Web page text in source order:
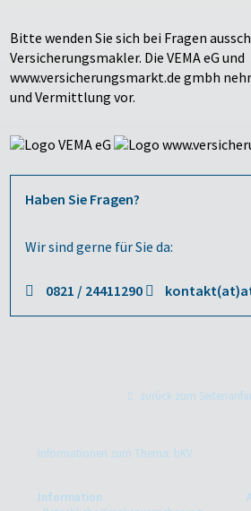
Bitte wenden Sie sich bei Fragen
Versicherungsmakler. Die VEMA eG und
www.versicherungsmarkt.de gmbh
und Vermittlung vor.
Haben Sie Fragen?
Wir sind gerne für Sie da:
0821 / 24411290
zurück zum
Informationen zum Thema: bKV
Information